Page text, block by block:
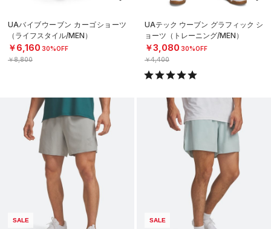
UAバイブウーブン カーゴショーツ
（ライフスタイル/MEN）
￥6,160 30%OFF
￥8,800
UAテック ウーブン グラフィック シ
ョーツ（トレーニング/MEN）
￥3,080 30%OFF
￥4,400
SALE SALE